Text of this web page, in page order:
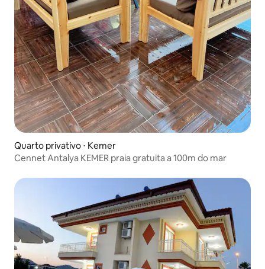
Quarto privativo ⋅ Kemer
Cennet Antalya KEMER praia gratuita a 100m do mar